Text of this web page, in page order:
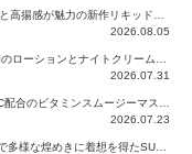
2026.08.05
2026.07.31
2026.07.23